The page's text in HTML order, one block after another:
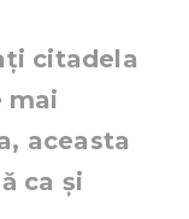
citadela
mai
aceasta
ca și